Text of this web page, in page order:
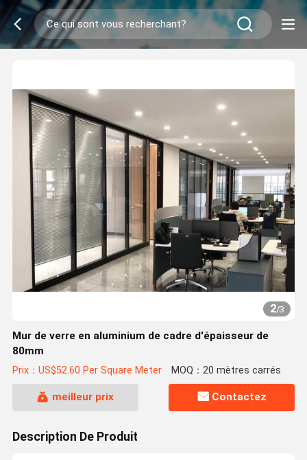
2/3
Mur de verre en aluminium de cadre d'épaisseur de
80mm
Prix：US$52.60 Per Square Meter MOQ：20 mètres carrés
meilleur prix Contactez
Description De Produit